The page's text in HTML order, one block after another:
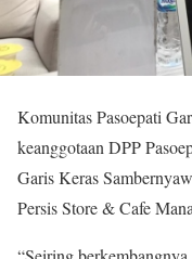
Komunitas Pasoepati
keanggotaan DPP
Garis Keras
Persis Store & Cafe